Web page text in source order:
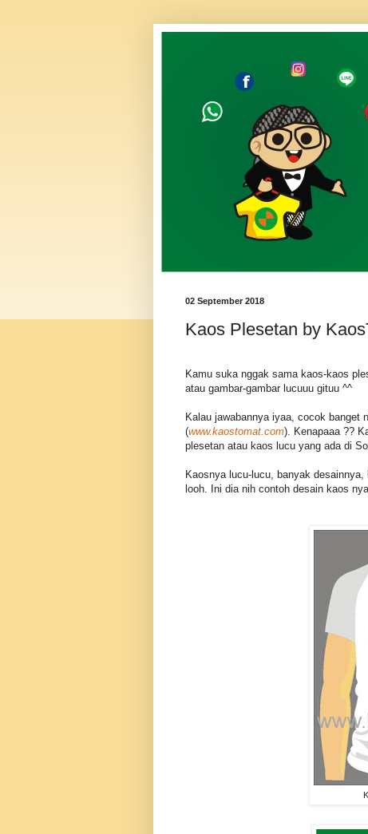
02 September 2018
Kaos Plesetan by
Kamu suka nggak sama kaos-kaos
atau gambar-gambar lucuuu gituu ^^
Kalau jawabannya iyaa, cocok banget
(www.kaostomat.com). Kenapaaa ??
plesetan atau kaos lucu yang ada di
Kaosnya lucu-lucu, banyak
looh. Ini dia nih contoh desain kaos